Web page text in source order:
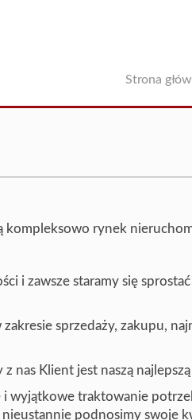
Strona
kompleksowo rynek
i zawsze staramy się
sprzedaży, zakupu,
nas Klient jest naszą
wyjątkowe traktowanie
podnosimy swoje